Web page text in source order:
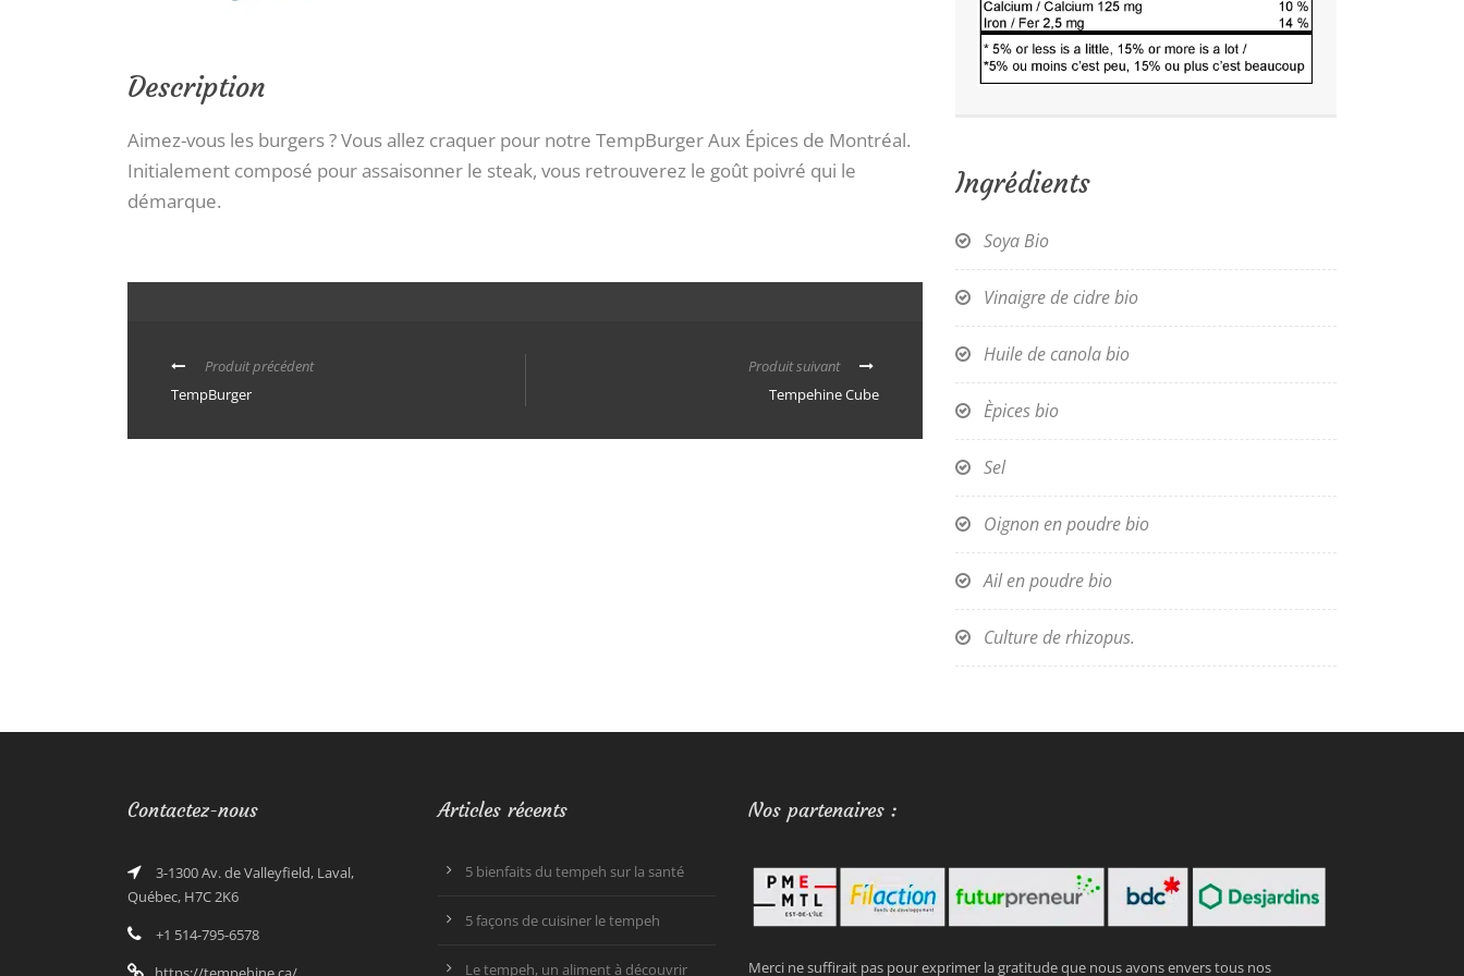
Ingrédients
Soya Bio
Vinaigre de cidre bio
Huile de canola bio
Èpices bio
Sel
Oignon en poudre bio
Ail en poudre bio
Culture de rhizopus.
Description
Aimez-vous les burgers ? Vous allez craquer pour notre TempBurger Aux Épices de Montréal.
Initialement composé pour assaisonner le steak, vous retrouverez le goût poivré qui le
démarque.
Produit précédent
TempBurger
Produit suivant
Tempehine Cube
Contactez-nous
3-1300 Av. de Valleyfield, Laval,
Québec, H7C 2K6
+1 514-795-6578
Articles récents
5 bienfaits du tempeh sur la santé
5 façons de cuisiner le tempeh
Le tempeh, un aliment à découvrir
Nos partenaires :
Merci ne suffirait pas pour exprimer la gratitude que nous avons envers tous nos